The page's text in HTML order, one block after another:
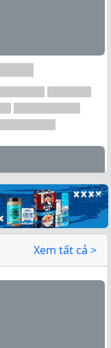
Xem tất cả >